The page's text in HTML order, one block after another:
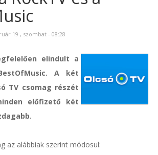
19., szombat - 08:28
elindult a
A két
TV csomag részét
előfizető két
az alábbiak szerint módosul: